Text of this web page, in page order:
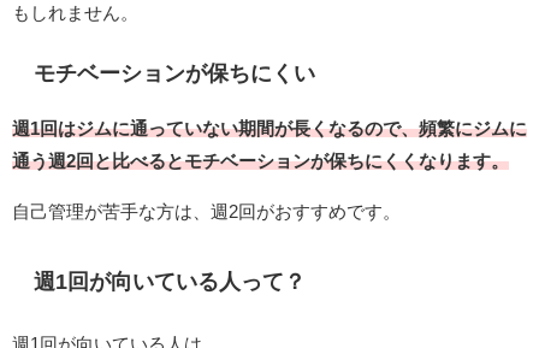
もしれません。
モチベーションが保ちにくい
週1回はジムに通っていない期間が長くなるので、頻繁にジムに
通う週2回と比べるとモチベーションが保ちにくくなります。
自己管理が苦手な方は、週2回がおすすめです。
週1回が向いている人って？
週1回が向いている人は